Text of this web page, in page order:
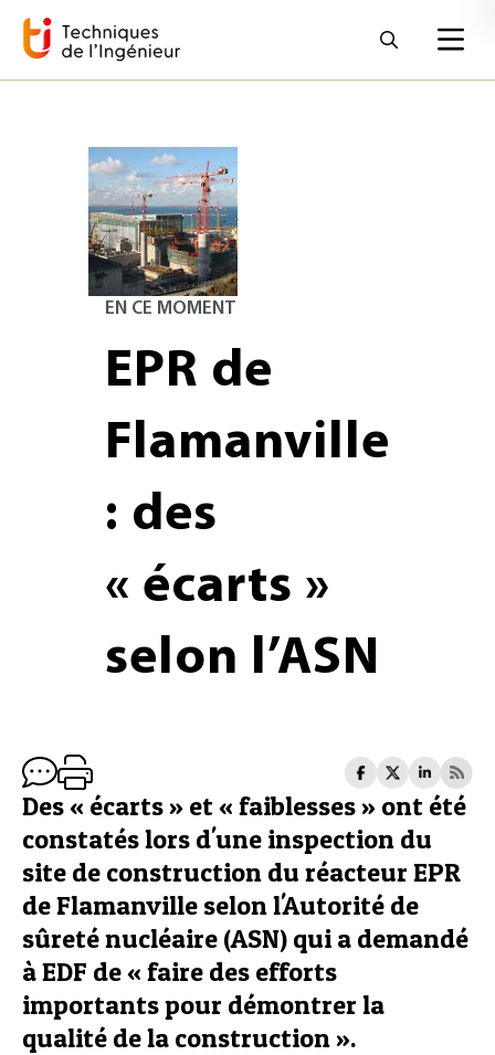
EN CE MOMENT
EPR de
Flamanville
: des
« écarts »
selon l’ASN
Des « écarts » et « faiblesses » ont été
constatés lors d'une inspection du
site de construction du réacteur EPR
de Flamanville selon l'Autorité de
sûreté nucléaire (ASN) qui a demandé
à EDF de « faire des efforts
importants pour démontrer la
qualité de la construction ».